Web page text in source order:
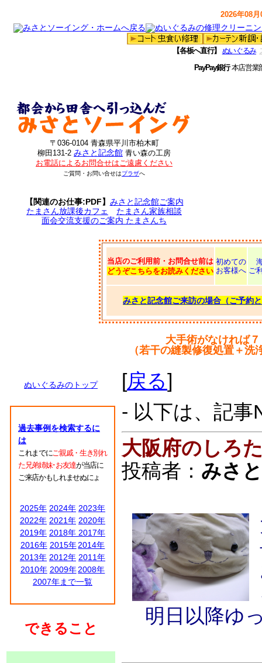
2026年08
【各板へ直行】 ぬいぐるみ
PayPay銀行本店営
〒036-0104 青森県平川市柏木町
柳田131-2 みさと記念館 青い森の工房
お電話によるお問合せはご遠慮ください
ご質問・お問い合せはプラザへ
【関連のお仕事:PDF】 みさと記念館ご案内
たまさん放課後カフェ
たまさん家族相談
面会交流支援のご案内 たまさんち
当店のご利用前・お問合せ前は
どうぞこちらをお読みください
初めての
お客様へ ご
みさと記念館ご来訪の場合（ご予約
大手術がなければ
（若干の縫製修復処置＋
ぬいぐるみのトップ
過去事例を検索するに
は
これまでにご親戚・生き別れ
た兄弟姉妹･お友達が当店に
ご来店かもしれませぬにょ
2025年 2024年 2023年
2022年 2021年 2020年
2019年 2018年 2017年
2016年 2015年 2014年
2013年 2012年 2011年
2010年 2009年 2008年
2007年まで一覧
できること
[戻る]
- 以下は、記
大阪府のしろ
投稿者： みさ
明日以降ゆ